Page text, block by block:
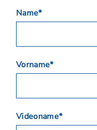
Name*
Vorname*
Videoname*